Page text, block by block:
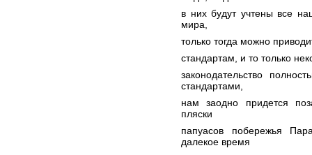
в них будут учтены все
мира,
только тогда можно
стандартам, и то только
законодательство
стандартами,
нам заодно придется
пляски
папуасов побережья
далекое время